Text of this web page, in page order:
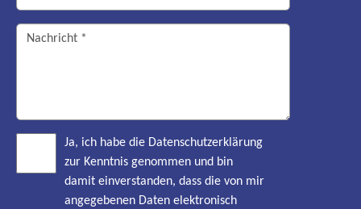
Ja, ich habe die Datenschutzerklärung
zur Kenntnis genommen und bin
damit einverstanden, dass die von mir
angegebenen Daten elektronisch